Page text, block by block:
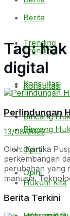
Trending
Konsultasi
Bincang
Opini
Berita
Trending
Konsultasi
Bincang
Opini
Hukum Kita
Tag:
digital
Perlindungan
13/08/2022
Oleh: Kartika
perkembangan
perubahan yang
manusia.
Berita Terkini